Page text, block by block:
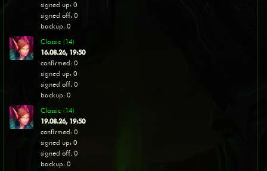
signed up: 0
signed off: 0
backup: 0
Classic (14)
16.08.26, 19:50
confirmed: 0
signed up: 0
signed off: 0
backup: 0
Classic (14)
19.08.26, 19:50
confirmed: 0
signed up: 0
signed off: 0
backup: 0